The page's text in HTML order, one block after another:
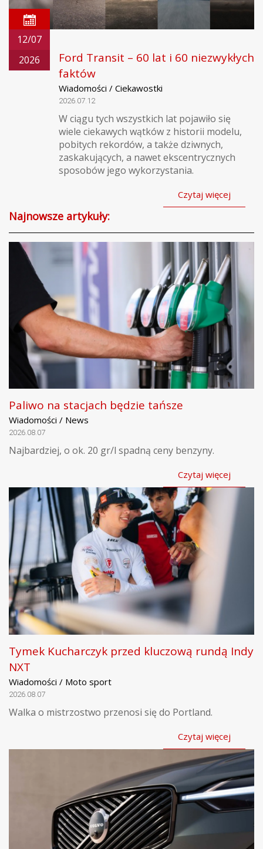
12/07
2026
Ford Transit – 60 lat i 60 niezwykłych
faktów
Wiadomości / Ciekawostki
2026.07.12
W ciągu tych wszystkich lat pojawiło się
wiele ciekawych wątków z historii modelu,
pobitych rekordów, a także dziwnych,
zaskakujących, a nawet ekscentrycznych
sposobów jego wykorzystania.
Czytaj więcej
Najnowsze artykuły:
Paliwo na stacjach będzie tańsze
Wiadomości / News
2026.08.07
Najbardziej, o ok. 20 gr/l spadną ceny benzyny.
Czytaj więcej
Tymek Kucharczyk przed kluczową rundą Indy
NXT
Wiadomości / Moto sport
2026.08.07
Walka o mistrzostwo przenosi się do Portland.
Czytaj więcej